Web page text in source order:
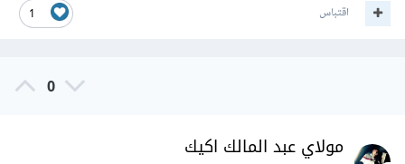
1 اقتباس
0
مولاي عبد المالك اكيك